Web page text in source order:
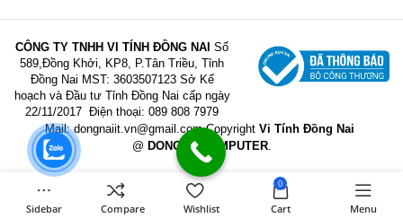
CÔNG TY TNHH VI TÍNH ĐỒNG NAI Số
589,Đồng Khởi, KP8, P.Tân Triều, Tỉnh
Đồng Nai MST: 3603507123 Sở Kế
hoạch và Đầu tư Tỉnh Đồng Nai cấp ngày
22/11/2017 Điện thoại: 089 808 7979
Mail:dongnaiit.vn@gmail.com Copyright Vi Tính Đồng Nai
@ DONGNAICOMPUTER.
Sidebar Compare Wishlist
0
Cart Menu